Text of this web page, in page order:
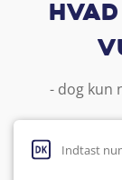
- dog kun